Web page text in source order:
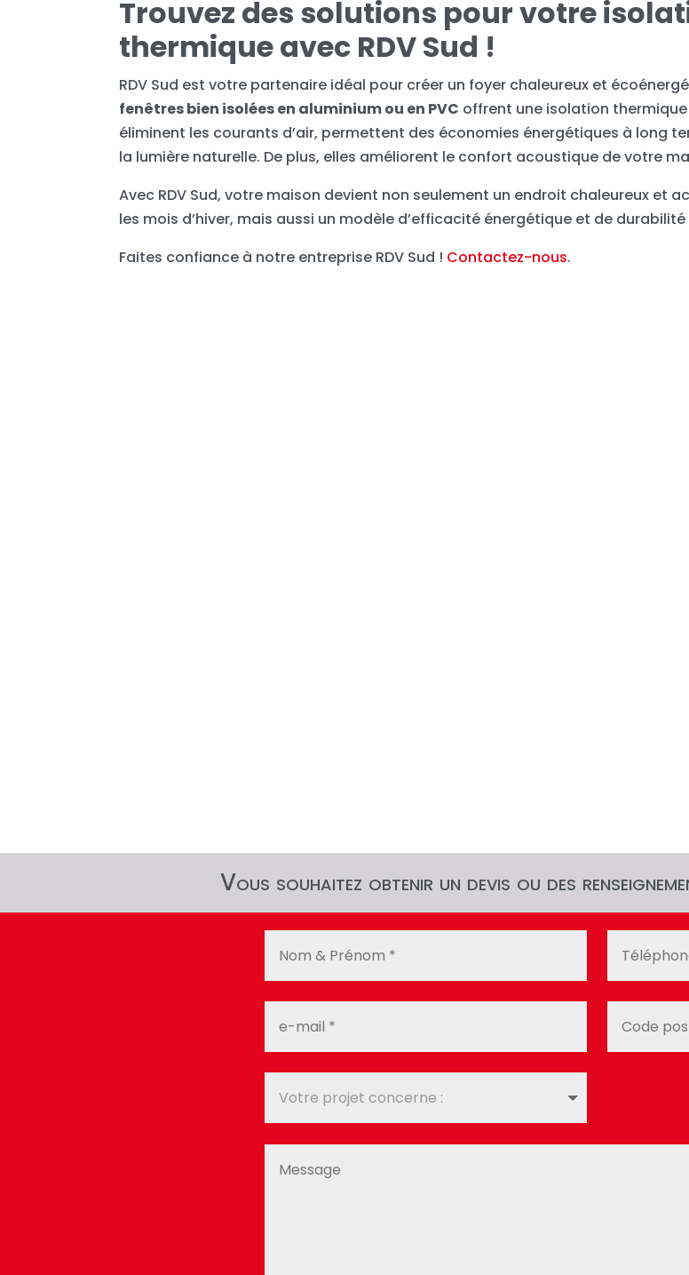
Trouvez des solutions pour votre
thermique avec RDV Sud !
RDV Sud est votre partenaire idéal pour créer un foyer chaleureux et
fenêtres bien isolées en aluminium ou en PVC offrent une isolation
éliminent les courants d’air, permettent des économies énergétiques à long
la lumière naturelle. De plus, elles améliorent le confort acoustique de votre
Avec RDV Sud, votre maison devient non seulement un endroit chaleureux et
les mois d’hiver, mais aussi un modèle d’efficacité énergétique et de
Faites confiance à notre entreprise RDV Sud ! Contactez-nous.
Vous souhaitez obtenir un devis ou des